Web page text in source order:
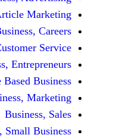
Business,
Business,
Business,
Business, Home
Business,